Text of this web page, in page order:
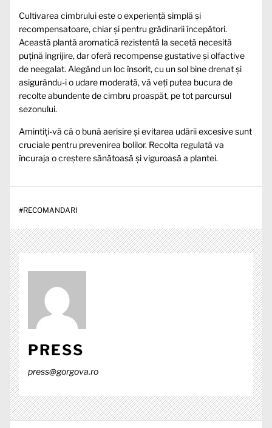
Cultivarea cimbrului este o experiență simplă și
recompensatoare, chiar și pentru grădinarii începători.
Această plantă aromatică rezistentă la secetă necesită
puțină îngrijire, dar oferă recompense gustative și olfactive
de neegalat. Alegând un loc însorit, cu un sol bine drenat și
asigurându-i o udare moderată, vă veți putea bucura de
recolte abundente de cimbru proaspăt, pe tot parcursul
sezonului.
Amintiți-vă că o bună aerisire și evitarea udării excesive sunt
cruciale pentru prevenirea bolilor. Recolta regulată va
încuraja o creștere sănătoasă și viguroasă a plantei.
#RECOMANDARI
PRESS
press@gorgova.ro